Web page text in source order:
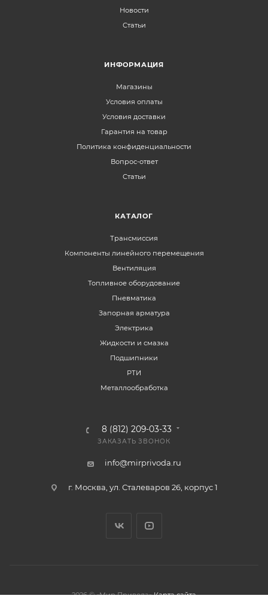
Новости
Статьи
ИНФОРМАЦИЯ
Магазины
Условия оплаты
Условия доставки
Гарантия на товар
Политика конфиденциальности
Вопрос-ответ
Статьи
КАТАЛОГ
Трансмиссия
Компоненты линейного перемещения
Вентиляция
Топливное оборудование
Пневматика
Запорная арматура
Электрика
Жидкости и смазка
Подшипники
РТИ
Металлообработка
8 (812) 209-03-33
ЗАКАЗАТЬ ЗВОНОК
info@mirprivoda.ru
г. Москва, ул. Сталеваров 26, корпус 1
2026 © «Мир Привода» Карта сайта